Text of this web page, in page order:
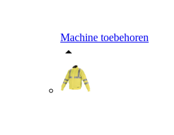
Machine toebehoren